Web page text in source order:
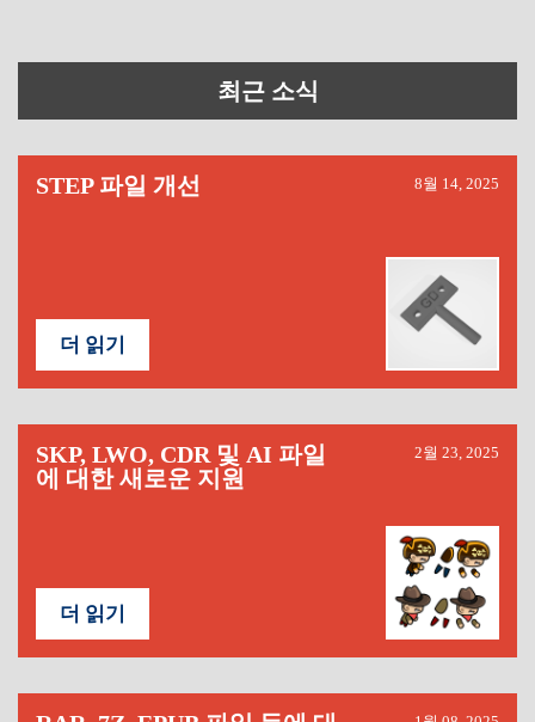
최근 소식
STEP 파일 개선 8월 14, 2025
더 읽기
SKP, LWO, CDR 및 AI 파일
에 대한 새로운 지원
2월 23, 2025
더 읽기